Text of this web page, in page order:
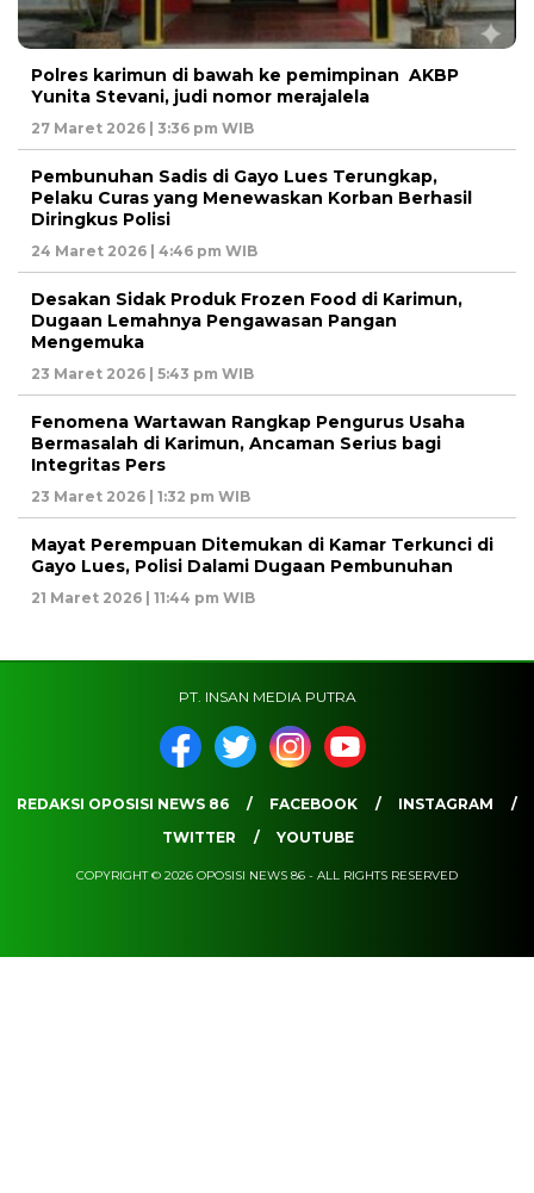
Polres karimun di bawah ke pemimpinan AKBP
Yunita Stevani, judi nomor merajalela
27 Maret 2026 | 3:36 pm WIB
Pembunuhan Sadis di Gayo Lues Terungkap,
Pelaku Curas yang Menewaskan Korban Berhasil
Diringkus Polisi
24 Maret 2026 | 4:46 pm WIB
Desakan Sidak Produk Frozen Food di Karimun,
Dugaan Lemahnya Pengawasan Pangan
Mengemuka
23 Maret 2026 | 5:43 pm WIB
Fenomena Wartawan Rangkap Pengurus Usaha
Bermasalah di Karimun, Ancaman Serius bagi
Integritas Pers
23 Maret 2026 | 1:32 pm WIB
Mayat Perempuan Ditemukan di Kamar Terkunci di
Gayo Lues, Polisi Dalami Dugaan Pembunuhan
21 Maret 2026 | 11:44 pm WIB
PT. INSAN MEDIA PUTRA
REDAKSI OPOSISI NEWS 86 FACEBOOK
INSTAGRAM
TWITTER
YOUTUBE
COPYRIGHT © 2026 OPOSISI NEWS 86 - ALL RIGHTS RESERVED